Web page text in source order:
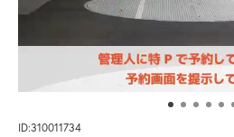
ID:310011734